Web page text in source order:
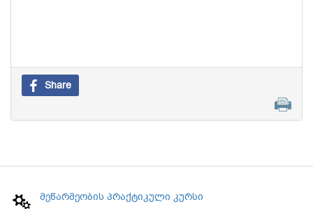
Share
მეწარმეობის პრაქტიკული კურსი